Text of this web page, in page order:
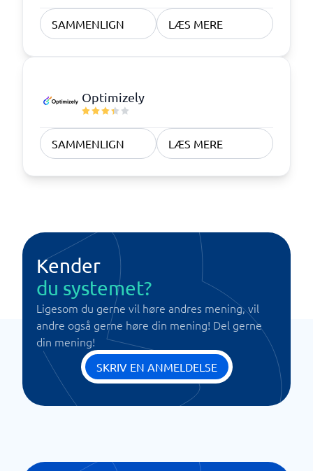
SAMMENLIGN LÆS MERE
Optimizely
SAMMENLIGN LÆS MERE
Kender
du systemet?
Ligesom du gerne vil høre andres mening, vil
andre også gerne høre din mening! Del gerne
din mening!
SKRIV EN ANMELDELSE